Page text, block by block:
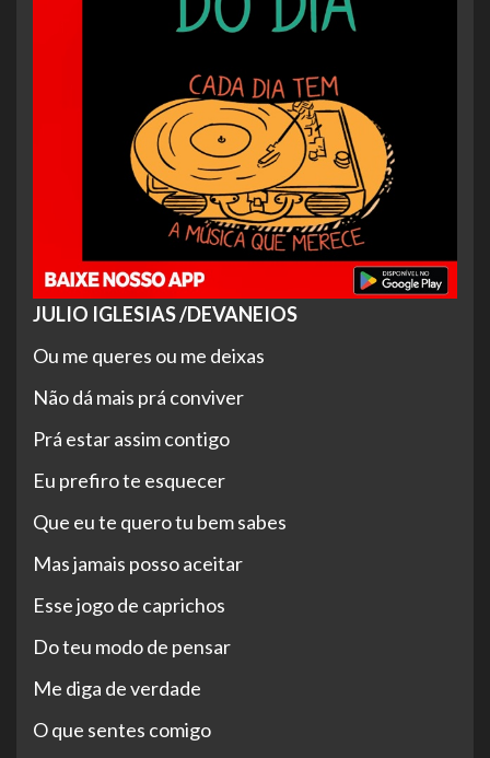
JULIO IGLESIAS /DEVANEIOS
Ou me queres ou me deixas
Nãodá mais prá conviver
Prá estar assim contigo
Eu prefiro te esquecer
Que eu te quero tu bem sabes
Mas jamais posso aceitar
Esse jogo de caprichos
Do teu modo de pensar
Me diga de verdade
O que sentes comigo